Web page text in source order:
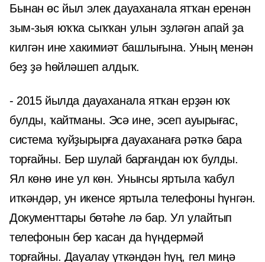
Бынан өс йыл элек дауаханала ятҡан еренән
зым-зыя юҡҡа сыҡҡан улын эҙләгән апай ҙа
килгән ине хакимиәт башлығына. Уның менән
беҙ ҙә һөйләшеп алдыҡ.
- 2015 йылда дауаханала ятҡан ерҙән юҡ
булды, ҡайтманы. Эсә ине, эсеп ауырығас,
система ҡуйҙырырға дауаханаға рәткә бара
торғайны. Бер шулай барғандан юҡ булды.
Ял көнө ине ул көн. Унынсы яртыла ҡабул
иткәндәр, ун икенсе яртыла телефоны һүнгән.
Документтары бөтәһе лә бар. Ул улайтып
телефонын бер ҡасан да һүндермәй
торғайны. Дауалау үткәндән һуң, гел миңә